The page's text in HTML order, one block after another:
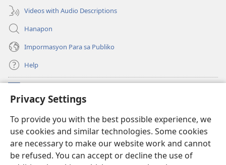
Privacy Settings
To provide you with the best possible experience, we
use cookies and similar technologies. Some cookies
are necessary to make our website work and cannot
be refused. You can accept or decline the use of
Videos with Audio Descriptions
Hanapon
Impormasyon Para sa Publiko
Help
(opens
new
Watchtower ONLINE NA LIBRARYA
(opens
new
window)JW Hub
(opens
new
®